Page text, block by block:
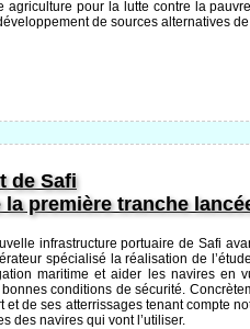
pour la lutte contre la
de sources alternatives
de Safi
la première tranche
infrastructure portuaire de Safi
spécialisé la réalisation de
maritime et aider les navires en
conditions de sécurité.
de ses atterrissages tenant compte
des navires qui vont l’utiliser.